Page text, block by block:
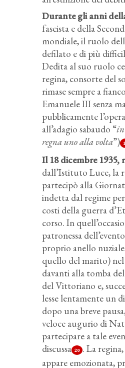
Durante gli anni
fascista e della
mondiale, il ruolo
defilato e di più
Dedita al suo ruolo
regina, consorte del
rimase sempre a
Emanuele III senza
pubblicamente
all’adagio sabaudo “in
regna uno alla volta”)
Il 18 dicembre 1935,
dall’Istituto Luce, la
partecipò alla
indetta dal regime
costi della guerra
corso. In
patronessa
proprio anello
quello del marito)
davanti alla tomba
del Vittoriano e,
lesse lentamente un
dopo una breve
veloce augurio di
partecipare a tale
discussa 20 . La
appare emozionata,